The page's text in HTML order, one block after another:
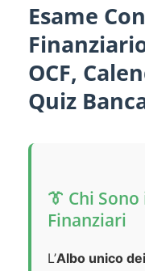
Esame
OCF,
Quiz
👔 Chi
Finanziari
L’Albo unico